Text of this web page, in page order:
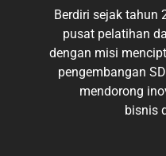
Berdiri sejak tahun
pusat pelatihan
dengan misi
pengembangan
mendorong
bisnis